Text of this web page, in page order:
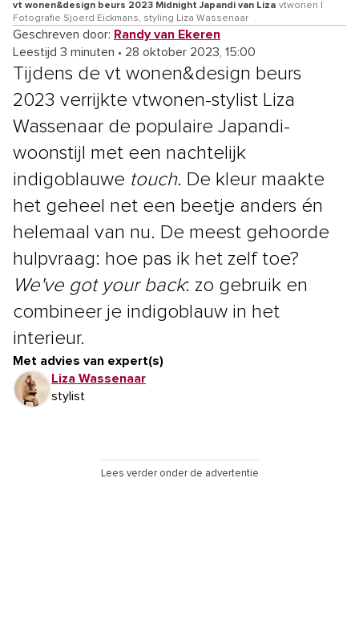
vt wonen&design beurs 2023 Midnight Japandi van Liza vtwonen |
Fotografie Sjoerd Eickmans, styling Liza Wassenaar
Geschreven door: Randy van Ekeren
Leestijd 3 minuten • 28 oktober 2023, 15:00
Tijdens de vt wonen&design beurs
2023 verrijkte vtwonen-stylist Liza
Wassenaar de populaire Japandi-
woonstijl met een nachtelijk
indigoblauwe touch. De kleur maakte
het geheel net een beetje anders én
helemaal van nu. De meest gehoorde
hulpvraag: hoe pas ik het zelf toe?
We've got your back: zo gebruik en
combineer je indigoblauw in het
interieur.
Met advies van expert(s)
Liza Wassenaar
stylist
Lees verder onder de advertentie